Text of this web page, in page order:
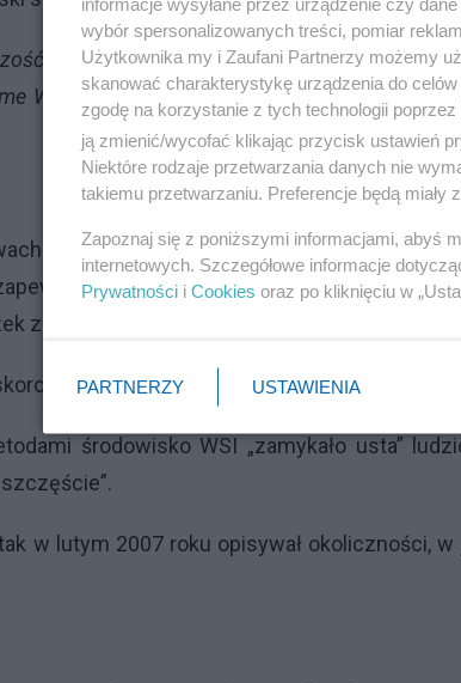
grzechów WSI przytoczonych w
WSI za czasów gen. Rusaka. W 2000
dotyczących fundacji, co sprawiło, że
publicznie, że jako minister ON
z czasem innej aktywności obecnego
Komorowski „wytypował” dziennikarza
środowisko WSI „zamykało usta”
w lutym 2007 roku opisywał okoliczności,
wybór spersonalizowanych treści, pomiar
Użytkownika my i Zaufani Partnerzy możemy
skanować charakterystykę urządzenia do
zgodę na korzystanie z tych technologii
ją zmienić/wycofać klikając przycisk ustawień
Niektóre rodzaje przetwarzania danych nie
takiemu przetwarzaniu. Preferencje będą miały
Zapoznaj się z poniższymi informacjami, abyś
internetowych. Szczegółowe informacje
Prywatności i Cookies oraz po kliknięciu w
PARTNERZY USTAWIENIA